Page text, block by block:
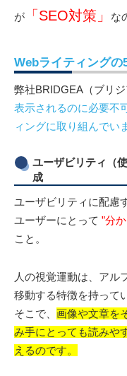
が
「SEO対策」 な
Webライティングの
弊社BRIDGEA（ブリジ
表示されるのに必要不
ィングに取り組んでい
ユーザビリティ（
成
ユーザビリティに配慮
ユーザーにとって ”分
こと。
人の視覚運動は、アル
移動する特徴を持って
そこで、 画像や文章を
み手にとっても読みや
えるのです。